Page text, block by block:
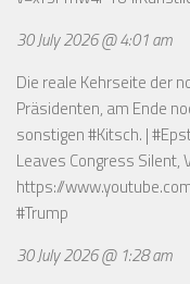
30 July 2026 @ 4:01 am
Die reale Kehrseite der
Präsidenten, am Ende
sonstigen #Kitsch. |
Leaves Congress Silent,
https://
#Trump
30 July 2026 @ 1:28 am